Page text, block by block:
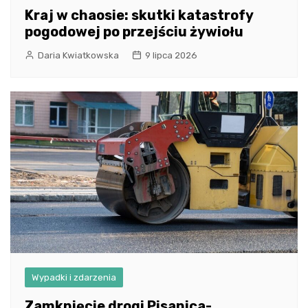
Kraj w chaosie: skutki katastrofy
pogodowej po przejściu żywiołu
Daria Kwiatkowska 9 lipca 2026
Wypadki i zdarzenia